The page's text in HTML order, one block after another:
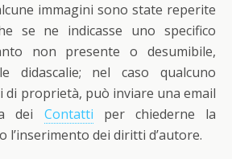
immagini sono state reperite
se ne indicasse uno specifico
non presente o desumibile,
didascalie; nel caso qualcuno
di proprietà, può inviare una email
dei Contatti per chiederne la
l’inserimento dei diritti d’autore.